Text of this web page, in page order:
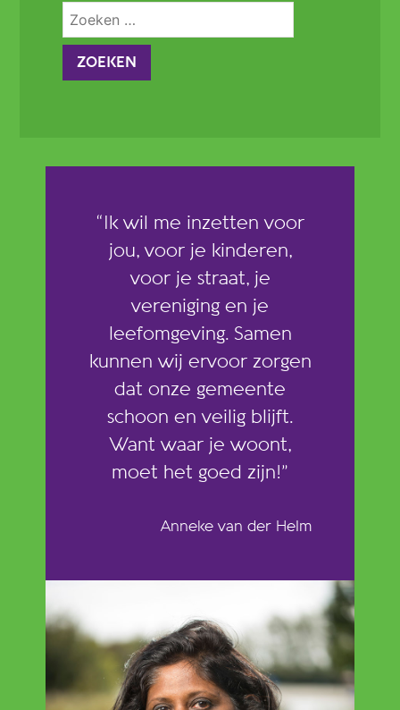
Zoeken
naar:
“Ik wil me inzetten voor
jou, voor je kinderen,
voor je straat, je
vereniging en je
leefomgeving. Samen
kunnen wij ervoor zorgen
dat onze gemeente
schoon en veilig blijft.
Want waar je woont,
moet het goed zijn!”
Anneke van der Helm